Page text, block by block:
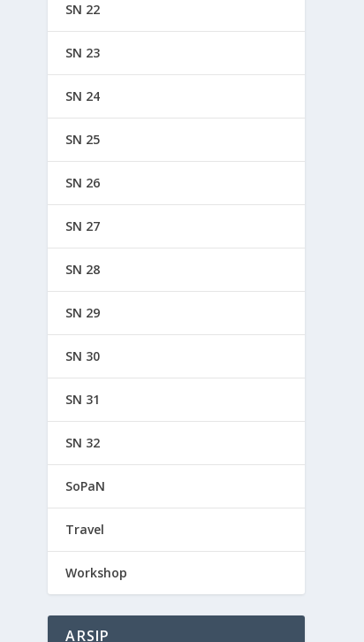
SN 22
SN 23
SN 24
SN 25
SN 26
SN 27
SN 28
SN 29
SN 30
SN 31
SN 32
SoPaN
Travel
Workshop
ARSIP